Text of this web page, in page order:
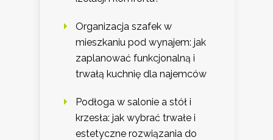
Organizacja szafek w
mieszkaniu pod wynajem: jak
zaplanować funkcjonalną i
trwałą kuchnię dla najemców
Podłoga w salonie a stół i
krzesła: jak wybrać trwałe i
estetyczne rozwiązania do